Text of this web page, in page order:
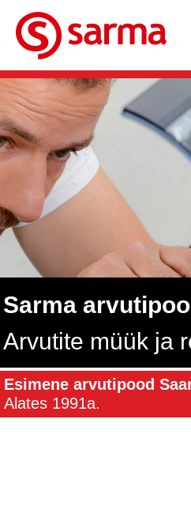
content
Sarma
Arvutite müük ja
Esimene arvutipood
Alates 1991a.